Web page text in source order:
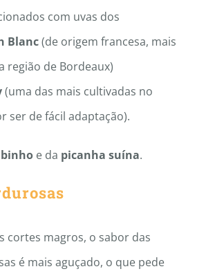
com uvas dos
Blanc(de origem francesa, mais
região de Bordeaux)
(uma das mais cultivadas no
ser de fácil adaptação).
e da picanha suína.
cortes magros, o sabor das
é mais aguçado, o que pede